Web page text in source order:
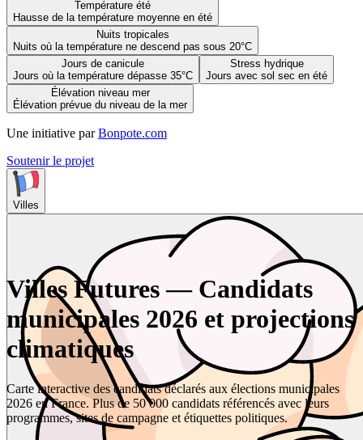
Température été
Hausse de la température moyenne en été
Nuits tropicales
Nuits où la température ne descend pas sous 20°C
Jours de canicule
Jours où la température dépasse 35°C
Stress hydrique
Jours avec sol sec en été
Élévation niveau mer
Élévation prévue du niveau de la mer
Une initiative par Bonpote.com
Soutenir le projet
Villes
Villes Futures — Candidats
municipales 2026 et projections
climatiques
Carte interactive des candidats déclarés aux élections municipales
2026 en France. Plus de 50 000 candidats référencés avec leurs
programmes, sites de campagne et étiquettes politiques.